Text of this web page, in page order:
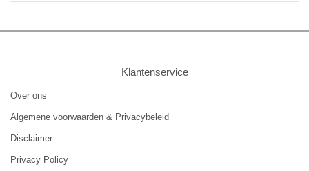
Klantenservice
Over ons
Algemene voorwaarden & Privacybeleid
Disclaimer
Privacy Policy